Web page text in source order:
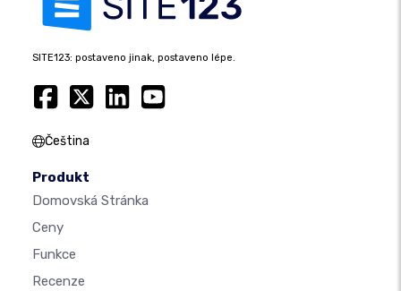
SITE123: postaveno jinak, postaveno lépe.
Čeština
Produkt
Domovská Stránka
Ceny
Funkce
Recenze